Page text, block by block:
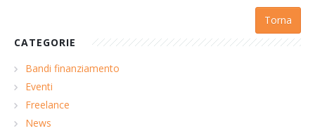
Torna
CATEGORIE
Bandi finanziamento
Eventi
Freelance
News